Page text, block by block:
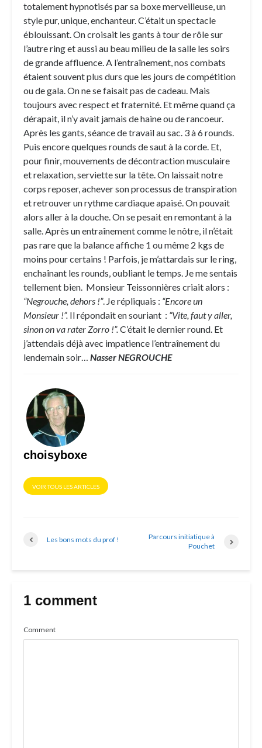
totalement hypnotisés par sa boxe merveilleuse, un
style pur, unique, enchanteur. C’était un spectacle
éblouissant. On croisait les gants à tour de rôle sur
l’autre ring et aussi au beau milieu de la salle les soirs
de grande affluence. A l’entraînement, nos combats
étaient souvent plus durs que les jours de compétition
ou de gala. On ne se faisait pas de cadeau. Mais
toujours avec respect et fraternité. Et même quand ça
dérapait, il n’y avait jamais de haine ou de rancoeur.
Après les gants, séance de travail au sac. 3 à 6 rounds.
Puis encore quelques rounds de saut à la corde. Et,
pour finir, mouvements de décontraction musculaire
et relaxation, serviette sur la tête. On laissait notre
corps reposer, achever son processus de transpiration
et retrouver un rythme cardiaque apaisé. On pouvait
alors aller à la douche. On se pesait en remontant à la
salle. Après un entraînement comme le nôtre, il n’était
pas rare que la balance affiche 1 ou même 2 kgs de
moins pour certains ! Parfois, je m’attardais sur le ring,
enchaînant les rounds, oubliant le temps. Je me sentais
tellement bien. Monsieur Teissonnières criait alors :
“Negrouche, dehors !”. Je répliquais : “Encore un
Monsieur !”. Il répondait en souriant : “Vite, faut y aller,
sinon on va rater Zorro !”.C’était le dernier round. Et
j’attendais déjà avec impatience l’entraînement du
lendemain soir… Nasser NEGROUCHE
choisyboxe
VOIR TOUS LES ARTICLES
Les bons mots du prof !
Parcours initiatique à
Pouchet
1 comment
Comment